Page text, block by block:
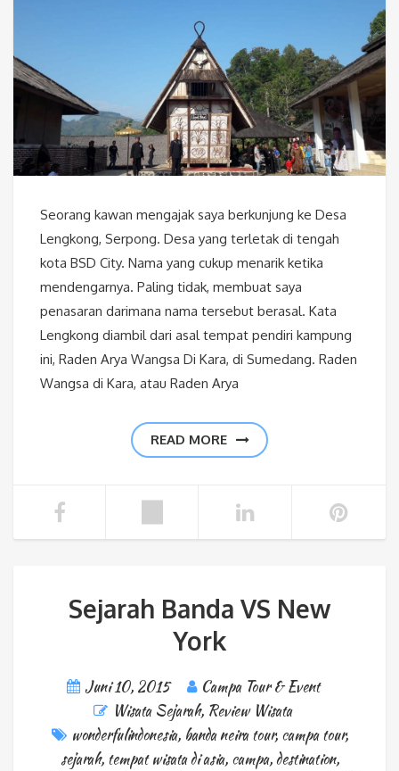
Seorang kawan mengajak saya berkunjung ke Desa
Lengkong, Serpong. Desa yang terletak di tengah
kota BSD City. Nama yang cukup menarik ketika
mendengarnya. Paling tidak, membuat saya
penasaran darimana nama tersebut berasal. Kata
Lengkong diambil dari asal tempat pendiri kampung
ini, Raden Arya Wangsa Di Kara, di Sumedang. Raden
Wangsa di Kara, atau Raden Arya
READ MORE
Sejarah Banda VS New
York
Juni 10, 2015
Campa Tour & Event
Wisata Sejarah, Review Wisata
wonderfulindonesia, banda neira tour, campa tour,
sejarah, tempat wisata di asia, campa,destination,